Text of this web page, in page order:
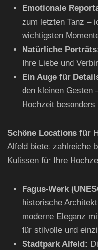
Emotionale
zum letzten Tanz –
wichtigsten
Natürliche Porträts:
Ihre Liebe und
Ein Auge für
den kleinen Gesten
Hochzeit besonders
Schöne Locations für
Alfeld bietet zahlreiche
Kulissen für Ihre
Fagus-Werk
historische
moderne Eleganz
für stilvolle und
Stadtpark Alfeld: